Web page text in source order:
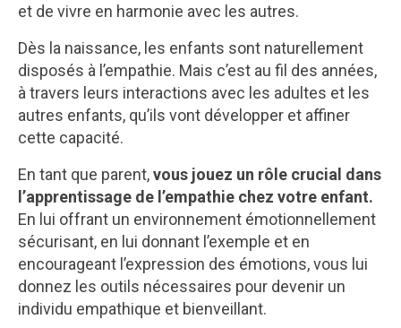
et de vivre en harmonie avec les autres.
Dès la naissance, les enfants sont naturellement
disposés à l’empathie. Mais c’est au fil des années,
à travers leurs interactions avec les adultes et les
autres enfants, qu’ils vont développer et affiner
cette capacité.
En tant que parent,vous jouez un rôle crucial dans
l’apprentissage de l’empathie chez votre enfant.
En lui offrant un environnement émotionnellement
sécurisant, en lui donnant l’exemple et en
encourageant l’expression des émotions, vous lui
donnez les outils nécessaires pour devenir un
individu empathique et bienveillant.